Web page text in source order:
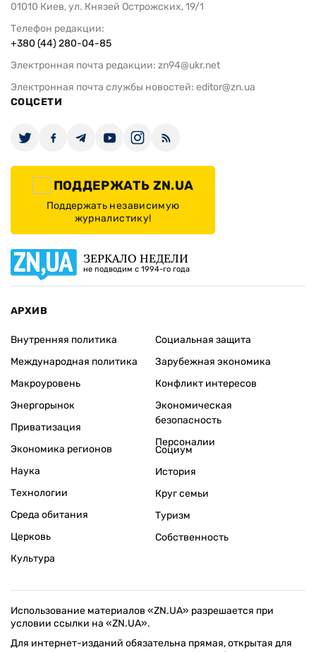
01010 Киев, ул. Князей Острожских, 19/1
Телефон редакции:
+380 (44) 280-04-85
Электронная почта редакции: zn94@ukr.net
Электронная почта службы новостей: editor@zn.ua
СОЦСЕТИ
ПОДДЕРЖАТЬ ZN.UA
Поддержать независимую
журналистику!
ЗЕРКАЛО НЕДЕЛИ
не подводим с 1994-го года
АРХИВ
Внутренняя политика
Международная политика
Макроуровень
Энергорынок
Приватизация
Экономика регионов
Социальная защита
Зарубежная экономика
Конфликт интересов
Экономическая
безопасность
Персоналии
Наука
Технологии
Среда обитания
Церковь
Культура
Социум
История
Круг семьи
Туризм
Собственность
Использование материалов «ZN.UA» разрешается при
условии ссылки на «ZN.UA».
Для интернет-изданий обязательна прямая, открытая для